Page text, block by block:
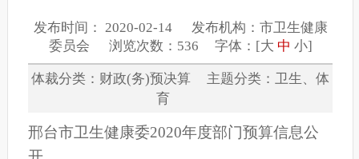
发布时间： 2020-02-14 发布机构：市卫生健康
委员会 浏览次数：536 字体：[大 中 小]
体裁分类：财政(务)预决算 主题分类：卫生、体
育
邢台市卫生健康委2020年度部门预算信息公